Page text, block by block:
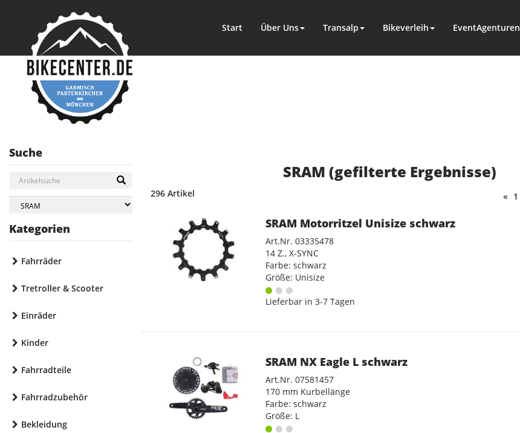
Start Über Uns Transalp Bikeverleih EventAgenturen
Suche
Kategorien
Fahrräder
Tretroller & Scooter
Einräder
Kinder
Fahrradteile
Fahrradzubehör
Bekleidung
SRAM (gefilterte Ergebnisse)
« 1
296 Artikel
SRAM Motorritzel Unisize schwarz
Art.Nr. 03335478
14 Z., X-SYNC
Farbe: schwarz
Größe: Unisize
Lieferbar in 3-7 Tagen
SRAM NX Eagle L schwarz
Art.Nr. 07581457
170 mm Kurbellänge
Farbe: schwarz
Größe: L